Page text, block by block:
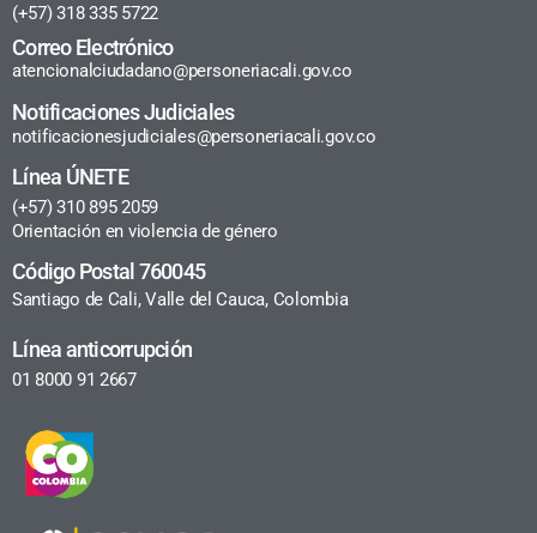
(+57) 318 335 5722
Correo Electrónico
atencionalciudadano@personeriacali.gov.co
Notificaciones Judiciales
notificacionesjudiciales@personeriacali.gov.co
Línea ÚNETE
(+57) 310 895 2059
Orientación en violencia de género
Código Postal 760045
Santiago de Cali, Valle del Cauca, Colombia
Línea anticorrupción
01 8000 91 2667